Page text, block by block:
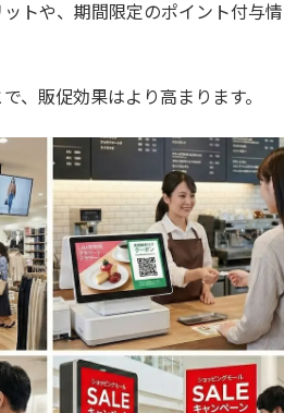
トや、期間限定のポイント付与情
、販促効果はより高まります。